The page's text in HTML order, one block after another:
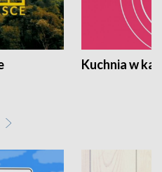
Kuchnia w